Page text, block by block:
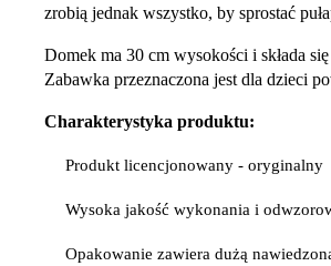
zrobią jednak wszystko, by sprostać
Domek ma 30 cm wysokości i składa
Zabawka przeznaczona jest dla dzieci
Charakterystyka produktu:
Produkt licencjonowany - oryginalny
Wysoka jakość wykonania i
Opakowanie zawiera dużą